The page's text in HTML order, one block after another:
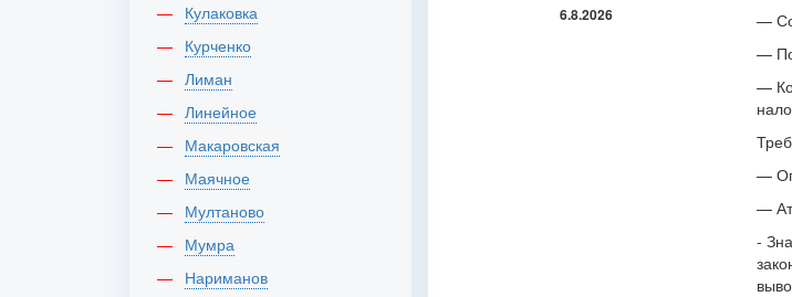
6.8.2026
—
—
—
—
—
-
Кулаковка
Курченко
Лиман
Линейное
Макаровская
Маячное
Мултаново
Мумра
Нариманов